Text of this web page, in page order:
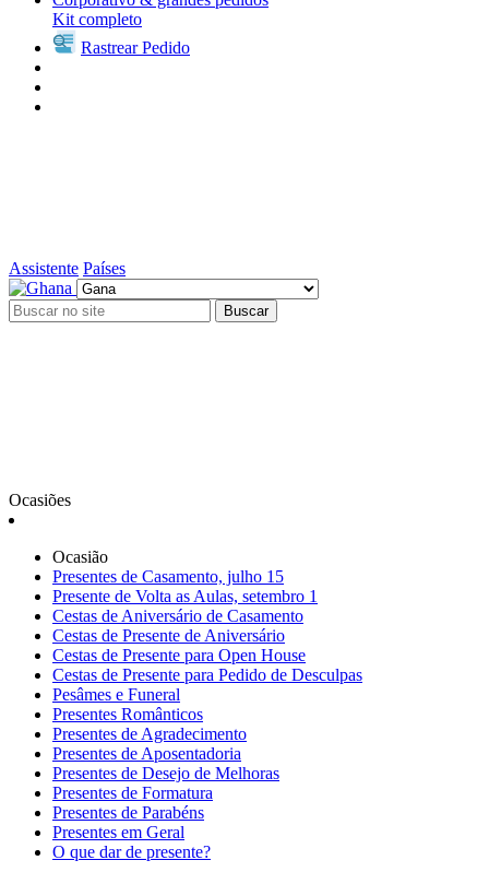
Kit completo
Rastrear Pedido
Assistente Países
Buscar
Ocasiões
Ocasião
Presentes de Casamento, julho 15
Presente de Volta as Aulas, setembro 1
Cestas de Aniversário de Casamento
Cestas de Presente de Aniversário
Cestas de Presente para Open House
Cestas de Presente para Pedido de Desculpas
Pesâmes e Funeral
Presentes Românticos
Presentes de Agradecimento
Presentes de Aposentadoria
Presentes de Desejo de Melhoras
Presentes de Formatura
Presentes de Parabéns
Presentes em Geral
O que dar de presente?